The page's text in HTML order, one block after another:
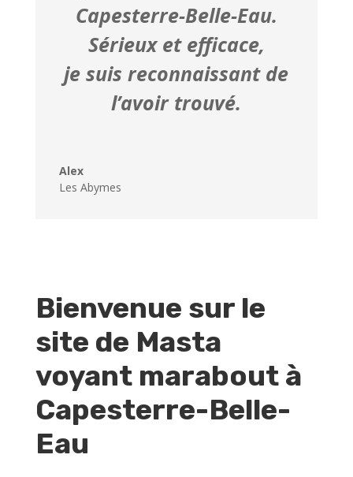
Capesterre-Belle-Eau.
Sérieux et efficace,
je suis reconnaissant de
l’avoir trouvé.
Alex
Les Abymes
Bienvenue sur le
site de Masta
voyant marabout à
Capesterre-Belle-
Eau